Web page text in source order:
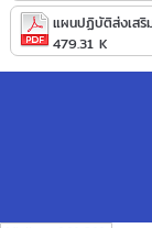
479.31 K